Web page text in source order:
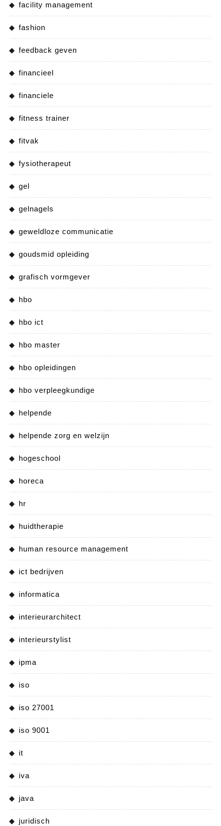
facility management
fashion
feedback geven
financieel
financiele
fitness trainer
fitvak
fysiotherapeut
gel
gelnagels
geweldloze communicatie
goudsmid opleiding
grafisch vormgever
hbo
hbo ict
hbo master
hbo opleidingen
hbo verpleegkundige
helpende
helpende zorg en welzijn
hogeschool
horeca
hr
huidtherapie
human resource management
ict bedrijven
informatica
interieurarchitect
interieurstylist
ipma
iso
iso 27001
iso 9001
it
iva
java
juridisch